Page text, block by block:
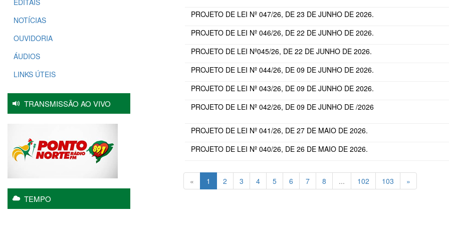
EDITAIS
NOTÍCIAS
OUVIDORIA
ÁUDIOS
LINKS ÚTEIS
TRANSMISSÃO AO VIVO
TEMPO
PROJETO DE LEI Nº 047/26, DE 23 DE JUNHO DE 2026.
PROJETO DE LEI Nº 046/26, DE 22 DE JUNHO DE 2026.
PROJETO DE LEI Nº045/26, DE 22 DE JUNHO DE 2026.
PROJETO DE LEI Nº 044/26, DE 09 DE JUNHO DE 2026.
PROJETO DE LEI Nº 043/26, DE 09 DE JUNHO DE 2026.
PROJETO DE LEI Nº 042/26, DE 09 DE JUNHO DE /2026
PROJETO DE LEI Nº 041/26, DE 27 DE MAIO DE 2026.
PROJETO DE LEI Nº 040/26, DE 26 DE MAIO DE 2026.
« 1 2 3 4 5 6 7 8 ... 102 103 »